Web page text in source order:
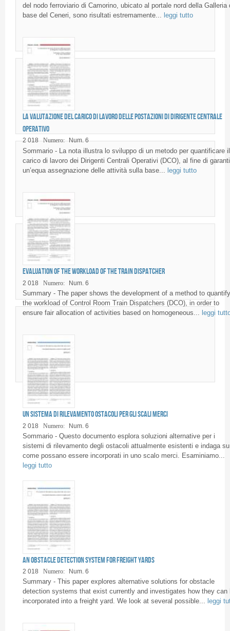
del nodo ferroviario di Camorino, ubicato al portale nord della Galleria
base del Ceneri, sono risultati estremamente...
leggi tutto
La valutazione del carico di lavoro delle postazioni di Dirigente Centrale
Operativo
2 018 Numero: Num. 6
Sommario - La nota illustra lo sviluppo di un metodo per quantificare il
carico di lavoro dei Dirigenti Centrali Operativi (DCO), al fine di
un’equa assegnazione delle attività sulla base... leggi tutto
Evaluation of the workload of the Train Dispatcher
2 018 Numero: Num. 6
Summary - The paper shows the development of a method to quantify
the workload of Control Room Train Dispatchers (DCO), in order to
ensure fair allocation of activities based on homogeneous... leggi
Un sistema di rilevamento ostacoli per gli scali merci
2 018 Numero: Num. 6
Sommario - Questo documento esplora soluzioni alternative per i
sistemi di rilevamento degli ostacoli attualmente esistenti e indaga su
come possano essere incorporati in uno scalo merci. Esaminiamo...
leggi tutto
An obstacle detection system for freight yards
2 018 Numero: Num. 6
Summary - This paper explores alternative solutions for obstacle
detection systems that exist currently and investigates how they can
incorporated into a freight yard. We look at several possible... leggi
Pagine